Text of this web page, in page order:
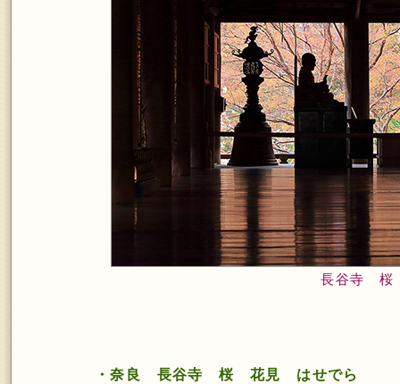
長谷寺
・奈良 長谷寺 桜 花見 はせでら